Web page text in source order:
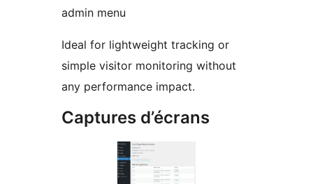
admin menu
Ideal for lightweight tracking or
simple visitor monitoring without
any performance impact.
Captures d’écrans